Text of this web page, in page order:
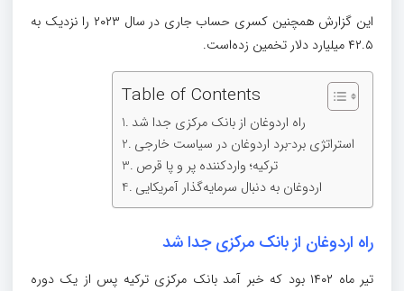
این گزارش همچنین کسری حساب جاری در سال ۲۰۲۳ را نزدیک به
۴۲.۵ میلیارد دلار تخمین زده‌است.
Table of Contents
راه اردوغان از بانک مرکزی جدا شد
استراتژی برد-برد اردوغان در سیاست خارجی
ترکیه؛ واردکننده پر و پا قرص
اردوغان به دنبال سرمایه‌گذار آمریکایی
راه اردوغان از بانک مرکزی جدا شد
تیر ماه ۱۴۰۲ بود که خبر آمد بانک مرکزی ترکیه پس از یک دوره